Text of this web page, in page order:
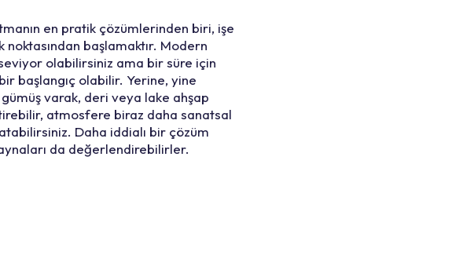
en pratik çözümlerinden biri, işe
başlamaktır. Modern
olabilirsiniz ama bir süre için
başlangıç olabilir. Yerine, yine
varak, deri veya lake ahşap
atmosfere biraz daha sanatsal
Daha iddialı bir çözüm
da değerlendirebilirler.